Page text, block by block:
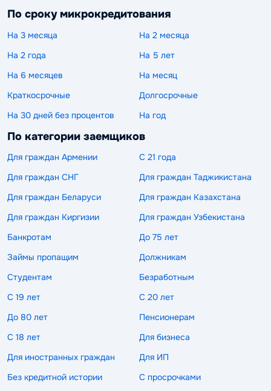
По сроку микрокредитования
На 3 месяца
На 2 месяца
На 2 года
На 5 лет
На 6 месяцев
На месяц
Краткосрочные
Долгосрочные
На 30 дней без процентов
На год
По категории заемщиков
Для граждан Армении
С 21 года
Для граждан СНГ
Для граждан Таджикистана
Для граждан Беларуси
Для граждан Казахстана
Для граждан Киргизии
Для граждан Узбекистана
Банкротам
До 75 лет
Займы пропащим
Должникам
Студентам
Безработным
С 19 лет
С 20 лет
До 80 лет
Пенсионерам
С 18 лет
Для бизнеса
Для иностранных граждан
Для ИП
Без кредитной истории
С просрочками